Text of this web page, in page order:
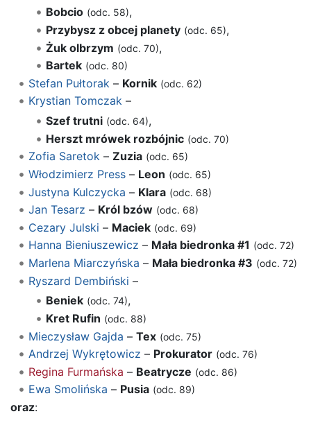
Bobcio (odc. 58),
Przybysz z obcej planety (odc. 65),
Żuk olbrzym (odc. 70),
Bartek (odc. 80)
Stefan Pułtorak – Kornik (odc. 62)
Krystian Tomczak–
Szef trutni (odc. 64),
Herszt mrówek rozbójnic (odc. 70)
Zofia Saretok– Zuzia (odc. 65)
Włodzimierz Press– Leon (odc. 65)
Justyna Kulczycka – Klara (odc. 68)
Jan Tesarz – Król bzów (odc. 68)
Cezary Julski – Maciek (odc. 69)
Hanna Bieniuszewicz – Mała biedronka #1 (odc. 72)
Marlena Miarczyńska – Mała biedronka #3 (odc. 72)
Ryszard Dembiński –
Beniek (odc. 74),
Kret Rufin (odc. 88)
Mieczysław Gajda – Tex (odc. 75)
Andrzej Wykrętowicz – Prokurator (odc. 76)
Regina Furmańska – Beatrycze (odc. 86)
Ewa Smolińska – Pusia (odc. 89)
oraz: